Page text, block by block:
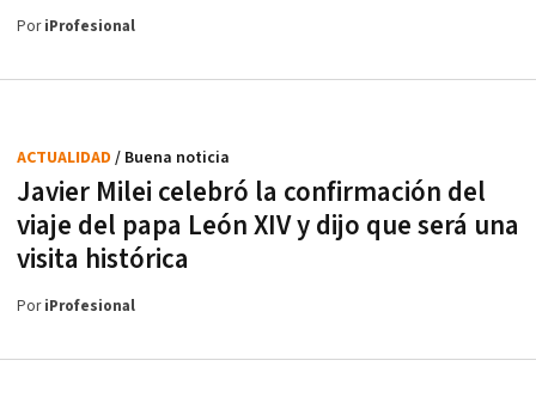
PoriProfesional
Javier Milei celebró la confirmación del
viaje del papa León XIV y dijo que será una
visita histórica
ACTUALIDAD / Buena noticia
PoriProfesional